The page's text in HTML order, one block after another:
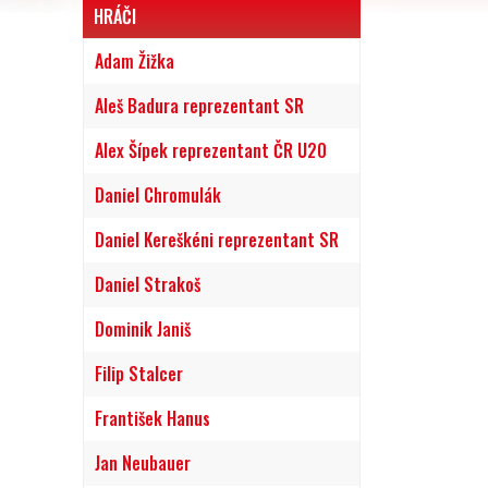
HRÁČI
Adam Žižka
Aleš Badura reprezentant SR
Alex Šípek reprezentant ČR U20
Daniel Chromulák
Daniel Kereškéni reprezentant SR
Daniel Strakoš
Dominik Janiš
Filip Stalcer
František Hanus
Jan Neubauer